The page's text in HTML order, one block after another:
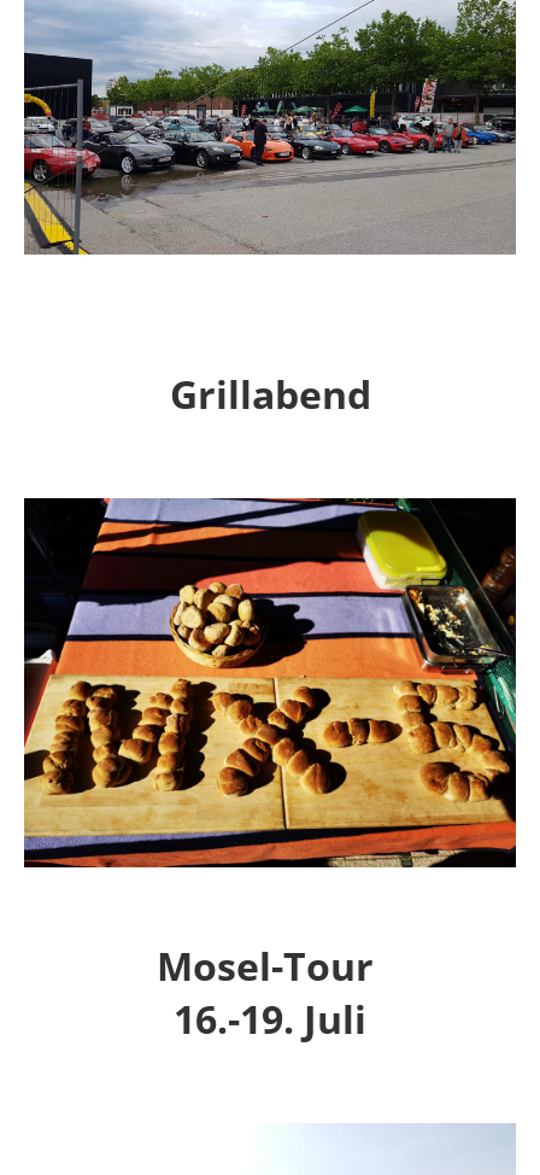
Grillabend
Mosel-Tour
16.-19. Juli